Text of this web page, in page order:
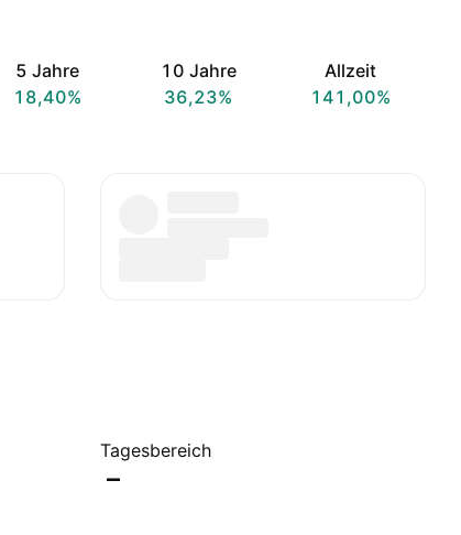
5 Jahre
18,40%
10 Jahre
36,23%
Allzeit
141,00%
Tagesbereich
–